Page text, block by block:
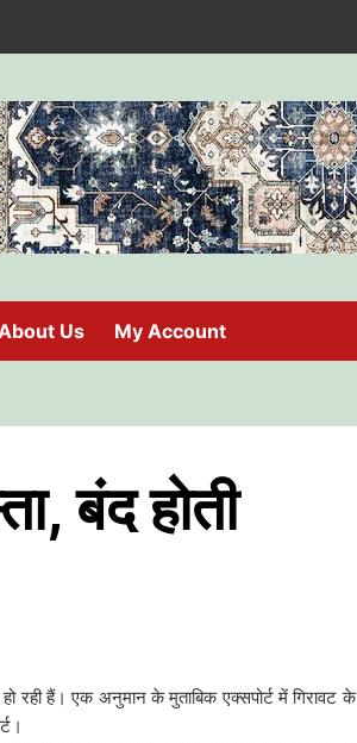
Us My Account
बंद होती
रही हैं। एक अनुमान के मुताबिक एक्सपोर्ट में गिरावट के